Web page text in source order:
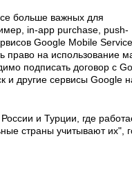
больше важных для
in-app purchase, push-
Google Mobile
право на использование
подписать договор с
и другие сервисы Google
и Турции, где
страны учитывают их",